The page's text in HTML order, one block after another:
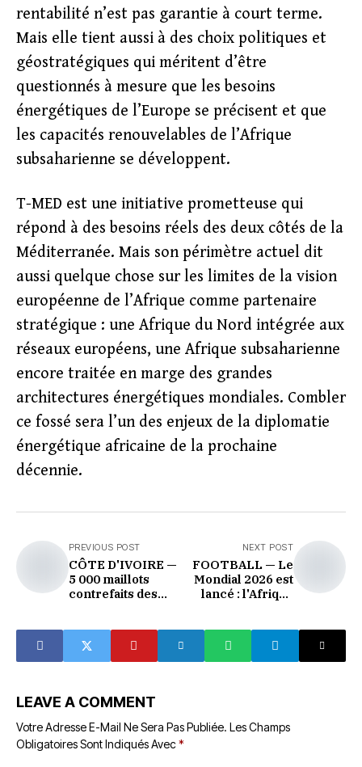
rentabilité n’est pas garantie à court terme.
Mais elle tient aussi à des choix politiques et
géostratégiques qui méritent d’être
questionnés à mesure que les besoins
énergétiques de l’Europe se précisent et que
les capacités renouvelables de l’Afrique
subsaharienne se développent.
T-MED est une initiative prometteuse qui
répond à des besoins réels des deux côtés de la
Méditerranée. Mais son périmètre actuel dit
aussi quelque chose sur les limites de la vision
européenne de l’Afrique comme partenaire
stratégique : une Afrique du Nord intégrée aux
réseaux européens, une Afrique subsaharienne
encore traitée en marge des grandes
architectures énergétiques mondiales. Combler
ce fossé sera l’un des enjeux de la diplomatie
énergétique africaine de la prochaine
décennie.
PREVIOUS POST
CÔTE D'IVOIRE —
5 000 maillots
contrefaits des
de la fièvre du
Mondial
NEXT POST
FOOTBALL — Le
Mondial 2026 est
lancé : l'Afrique
histoire
footballistique
LEAVE A COMMENT
Votre Adresse E-Mail Ne Sera Pas Publiée. Les Champs
Obligatoires Sont Indiqués Avec*